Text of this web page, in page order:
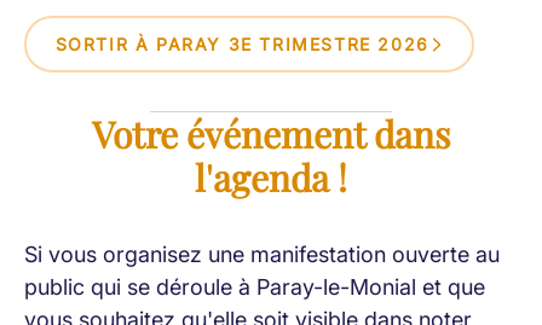
SORTIR À PARAY 3E TRIMESTRE 2026
Votre événement dans
l'agenda !
Si vous organisez une manifestation ouverte au
public qui se déroule à Paray-le-Monial et que
vous souhaitez qu'elle soit visible dans noter